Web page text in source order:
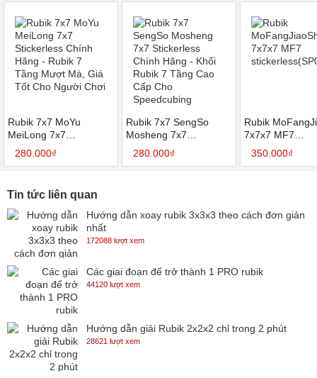
Rubik 7x7 MoYu
MeiLong 7x7
Stickerless Chính Hãng
- Rubik 7 Tầng Mượt
280.000₫
Rubik 7x7 SengSo
Mosheng 7x7
Stickerless Chính Hãng
- Khối Rubik 7 Tầng
280.000₫
Rubik
7x7x7 MF7
350.000₫
Tin tức liên quan
Hướng dẫn xoay rubik 3x3x3 theo cách đơn giản
nhất
172088 lượt xem
Các giai đoạn để trở thành 1 PRO rubik
44120 lượt xem
Hướng dẫn giải Rubik 2x2x2 chỉ trong 2 phút
28621 lượt xem